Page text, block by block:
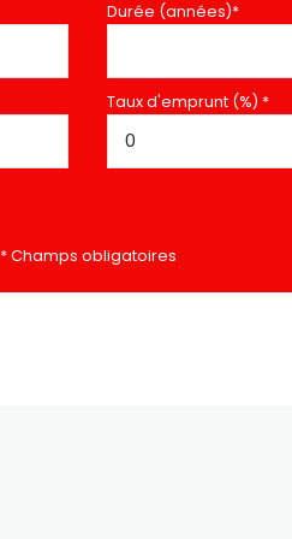
Durée (années)*
Taux d'emprunt (%) *
* Champs obligatoires